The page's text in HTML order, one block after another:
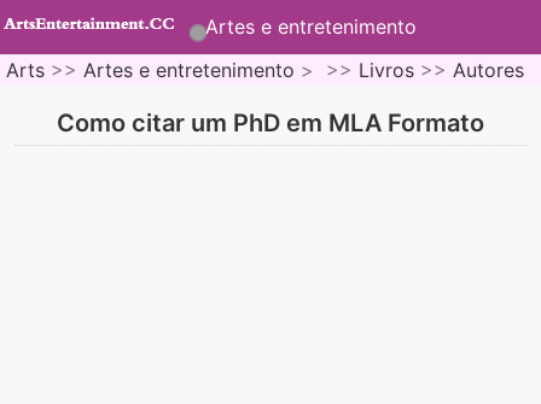
Artes e entretenimento
Arts >> Artes e entretenimento > >> Livros >> Autores
Como citar um PhD em MLA Formato